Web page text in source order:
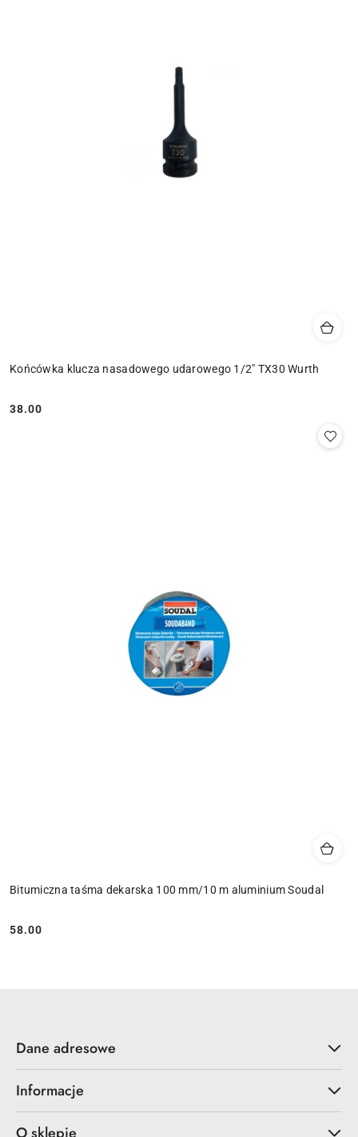
Końcówka klucza nasadowego udarowego 1/2" TX30 Wurth
Cena:
38.00
Bitumiczna taśma dekarska 100 mm/10 m aluminium Soudal
Cena:
58.00
Dane adresowe
Informacje